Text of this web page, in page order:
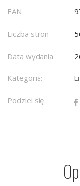
EAN
Liczba stron
Data wydania
Kategoria:
Podziel się